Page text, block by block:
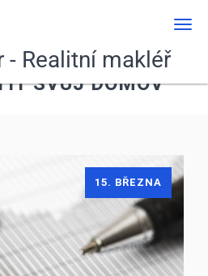
- Realitní makléř
SVŮJ DOMOV
15. BŘEZNA